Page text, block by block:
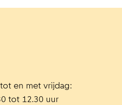
en met vrijdag:
tot 12.30 uur